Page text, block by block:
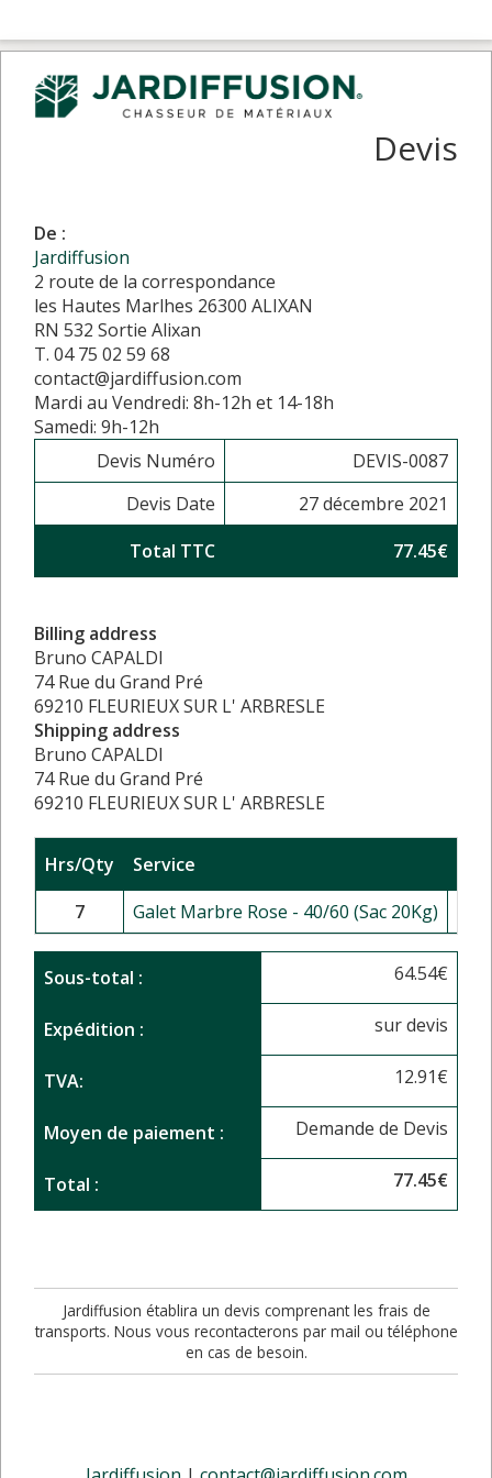
Devis
De :
Jardiffusion
2 route de la correspondance
les Hautes Marlhes 26300 ALIXAN
RN 532 Sortie Alixan
T. 04 75 02 59 68
contact@jardiffusion.com
Mardi au Vendredi: 8h-12h et 14-18h
Samedi: 9h-12h
Devis Numéro
DEVIS-0087
Devis Date
27 décembre 2021
Total TTC
77.45€
Billing address
Bruno CAPALDI
74 Rue du Grand Pré
69210 FLEURIEUX SUR L' ARBRESLE
Shipping address
Bruno CAPALDI
74 Rue du Grand Pré
69210 FLEURIEUX SUR L' ARBRESLE
Hrs/Qty Service
7
Galet Marbre Rose - 40/60 (Sac 20Kg)
Sous-total : 64.54€
Expédition : sur devis
TVA: 12.91€
Moyen de paiement : Demande de Devis
Total : 77.45€
Jardiffusion établira un devis comprenant les frais de
transports. Nous vous recontacterons par mail ou téléphone
en cas de besoin.